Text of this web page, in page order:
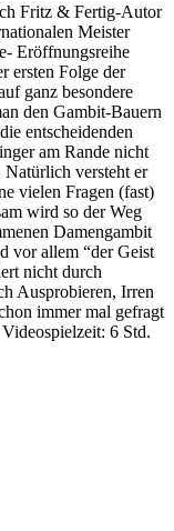
Fritz & Fertig-Autor
Meister
Eröffnungsreihe
ersten Folge der
ganz besondere
den Gambit-Bauern
entscheidenden
am Rande nicht
versteht er
vielen Fragen (fast)
wird so der Weg
Damengambit
vor allem “der Geist
nicht durch
Ausprobieren, Irren
immer mal gefragt
6 Std.